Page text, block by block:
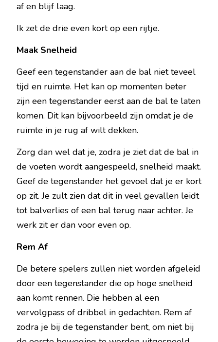
af en blijf laag.
Ik zet de drie even kort op een rijtje.
Maak Snelheid
Geef een tegenstander aan de bal niet teveel
tijd en ruimte. Het kan op momenten beter
zijn een tegenstander eerst aan de bal te laten
komen. Dit kan bijvoorbeeld zijn omdat je de
ruimte in je rug af wilt dekken.
Zorg dan wel dat je, zodra je ziet dat de bal in
de voeten wordt aangespeeld, snelheid maakt.
Geef de tegenstander het gevoel dat je er kort
op zit. Je zult zien dat dit in veel gevallen leidt
tot balverlies of een bal terug naar achter. Je
werk zit er dan voor even op.
Rem Af
De betere spelers zullen niet worden afgeleid
door een tegenstander die op hoge snelheid
aan komt rennen. Die hebben al een
vervolgpass of dribbel in gedachten. Rem af
zodra je bij de tegenstander bent, om niet bij